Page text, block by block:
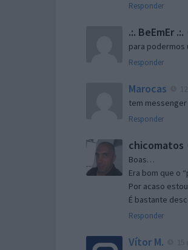
Responder
.:. BeEmEr .:.
para podermos
Responder
Marocas
tem messenger
Responder
chicomatos
Boas…
Era bom que o
Por acaso
É bastante
Responder
Vítor M.